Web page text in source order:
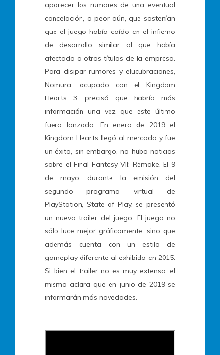
aparecer los rumores de una eventual
cancelación, o peor aún, que sostenían
que el juego había caído en el infierno
de desarrollo similar al que había
afectado a otros títulos de la empresa.
Para disipar rumores y elucubraciones,
Nomura, ocupado con el Kingdom
Hearts 3, precisó que habría más
información una vez que este último
fuera lanzado. En enero de 2019 el
Kingdom Hearts llegó al mercado y fue
un éxito, sin embargo, no hubo noticias
sobre el Final Fantasy VII: Remake. El 9
de mayo, durante la emisión del
segundo programa virtual de
PlayStation, State of Play, se presentó
un nuevo trailer del juego. El juego no
sólo luce mejor gráficamente, sino que
además cuenta con un estilo de
gameplay diferente al exhibido en 2015.
Si bien el trailer no es muy extenso, el
mismo aclara que en junio de 2019 se
informarán más novedades.